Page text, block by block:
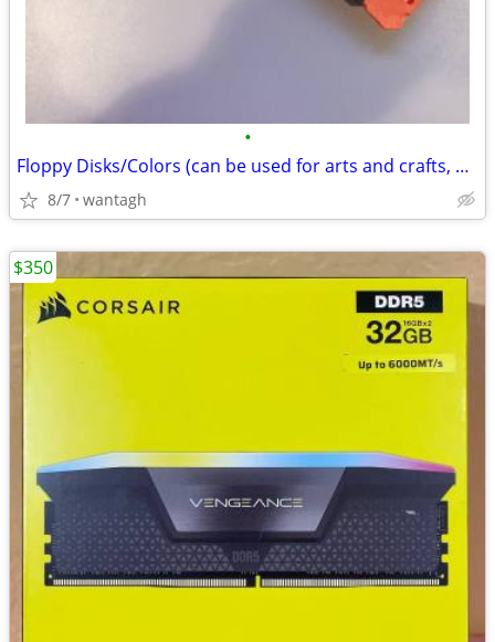
•
Floppy Disks/Colors (can be used for arts and crafts, etc)
8/7 wantagh
$350